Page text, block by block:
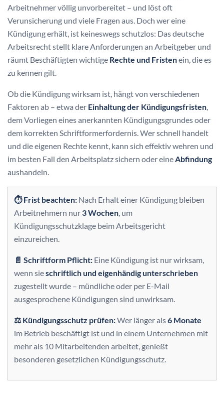
Arbeitnehmer völlig unvorbereitet – und löst oft
Verunsicherung und viele Fragen aus. Doch wer eine
Kündigung erhält, ist keineswegs schutzlos: Das deutsche
Arbeitsrecht stellt klare Anforderungen an Arbeitgeber und
räumt Beschäftigten wichtige Rechte und Fristenein, die es
zu kennen gilt.
Ob die Kündigung wirksam ist, hängt von verschiedenen
Faktoren ab – etwa der Einhaltung der Kündigungsfristen,
dem Vorliegen eines anerkannten Kündigungsgrundes oder
dem korrekten Schriftformerfordernis. Wer schnell handelt
und die eigenen Rechte kennt, kann sich effektiv wehren und
im besten Fall den Arbeitsplatz sichern oder eineAbfindung
aushandeln.
⏱ Frist beachten: Nach Erhalt einer Kündigung bleiben
Arbeitnehmern nur 3 Wochen, um
Kündigungsschutzklage beim Arbeitsgericht
einzureichen.
📄 Schriftform Pflicht: Eine Kündigung ist nur wirksam,
wenn sieschriftlich und eigenhändig unterschrieben
zugestellt wurde – mündliche oder per E-Mail
ausgesprochene Kündigungen sind unwirksam.
⚖️ Kündigungsschutz prüfen:Wer länger als6 Monate
im Betrieb beschäftigt ist und in einem Unternehmen mit
mehr als 10 Mitarbeitenden arbeitet, genießt
besonderen gesetzlichen Kündigungsschutz.